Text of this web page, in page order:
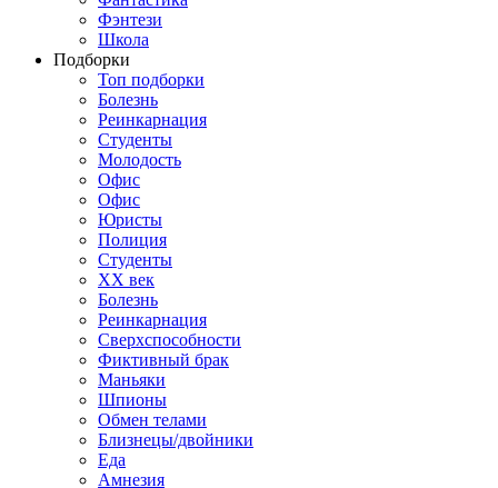
Фэнтези
Школа
Подборки
Топ подборки
Болезнь
Реинкарнация
Студенты
Молодость
Офис
Офис
Юристы
Полиция
Студенты
ХХ век
Болезнь
Реинкарнация
Сверхспособности
Фиктивный брак
Маньяки
Шпионы
Обмен телами
Близнецы/двойники
Еда
Амнезия